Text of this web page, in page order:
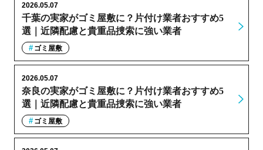
千葉の実家がゴミ屋敷に？片付け業者おすすめ5
選｜近隣配慮と貴重品捜索に強い業者
2026.05.07
ゴミ屋敷
奈良の実家がゴミ屋敷に？片付け業者おすすめ5
選｜近隣配慮と貴重品捜索に強い業者
2026.05.07
ゴミ屋敷